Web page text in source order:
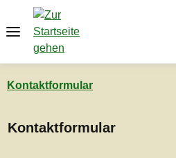
Zum Hauptinhalt springen
Kontaktformular
Kontaktformular